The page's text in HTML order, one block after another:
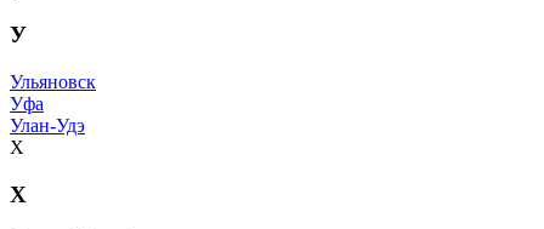
У
Ульяновск
Уфа
Улан-Удэ
Х
Х